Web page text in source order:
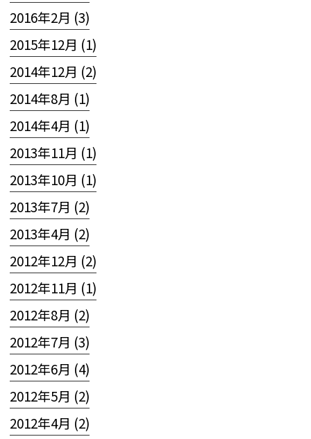
2016年2月 (3)
2015年12月 (1)
2014年12月 (2)
2014年8月 (1)
2014年4月 (1)
2013年11月 (1)
2013年10月 (1)
2013年7月 (2)
2013年4月 (2)
2012年12月 (2)
2012年11月 (1)
2012年8月 (2)
2012年7月 (3)
2012年6月 (4)
2012年5月 (2)
2012年4月 (2)